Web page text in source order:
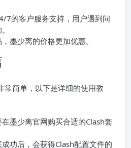
7的客户服务支持，用户遇到问
墨少离的价格更加优惠。
常简单，以下是详细的使用教
在墨少离官网购买合适的Clash套
成功后，会获得Clash配置文件的